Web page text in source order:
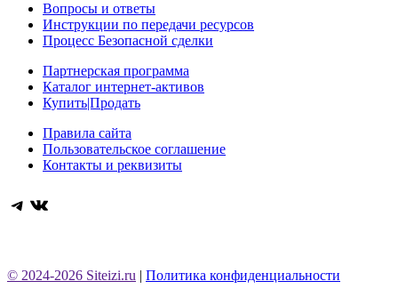
Вопросы и ответы
Инструкции по передачи ресурсов
Процесс Безопасной сделки
Партнерская программа
Каталог интернет-активов
Купить|Продать
Правила сайта
Пользовательское соглашение
Контакты и реквизиты
Telegram
ВКонтакте
© 2024-2026 Siteizi.ru | Политика конфиденциальности